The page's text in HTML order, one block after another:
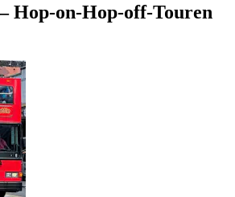
Hop-on-Hop-off-Touren